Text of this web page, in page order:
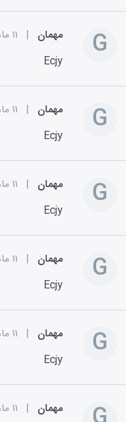
G مهمان | ۱۱ ماه قبل
Ecjy
G مهمان | ۱۱ ماه قبل
Ecjy
G مهمان | ۱۱ ماه قبل
Ecjy
G مهمان | ۱۱ ماه قبل
Ecjy
G مهمان | ۱۱ ماه قبل
Ecjy
مهمان | ۱۱ ماه قبل